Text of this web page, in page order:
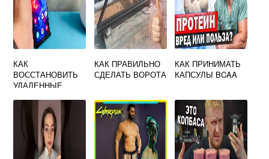
КАК
ВОССТАНОВИТЬ
УДАЛЕННЫЕ
ТЕЛЕФОНЕ
САМСУНГ
КАК ПРАВИЛЬНО
СДЕЛАТЬ ВОРОТА
КАК ПРИНИМАТЬ
КАПСУЛЫ BCAA